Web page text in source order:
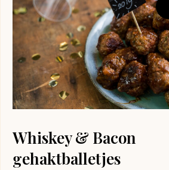
Whiskey & Bacon
gehaktballetjes